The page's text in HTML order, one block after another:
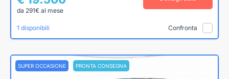
da 291€ al mese
1 disponibili Confronta
SUPER OCCASIONE PRONTA CONSEGNA